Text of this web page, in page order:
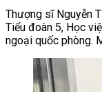
Thượng sĩ Nguyễn
Tiểu đoàn 5, Học
ngoại quốc phòng.